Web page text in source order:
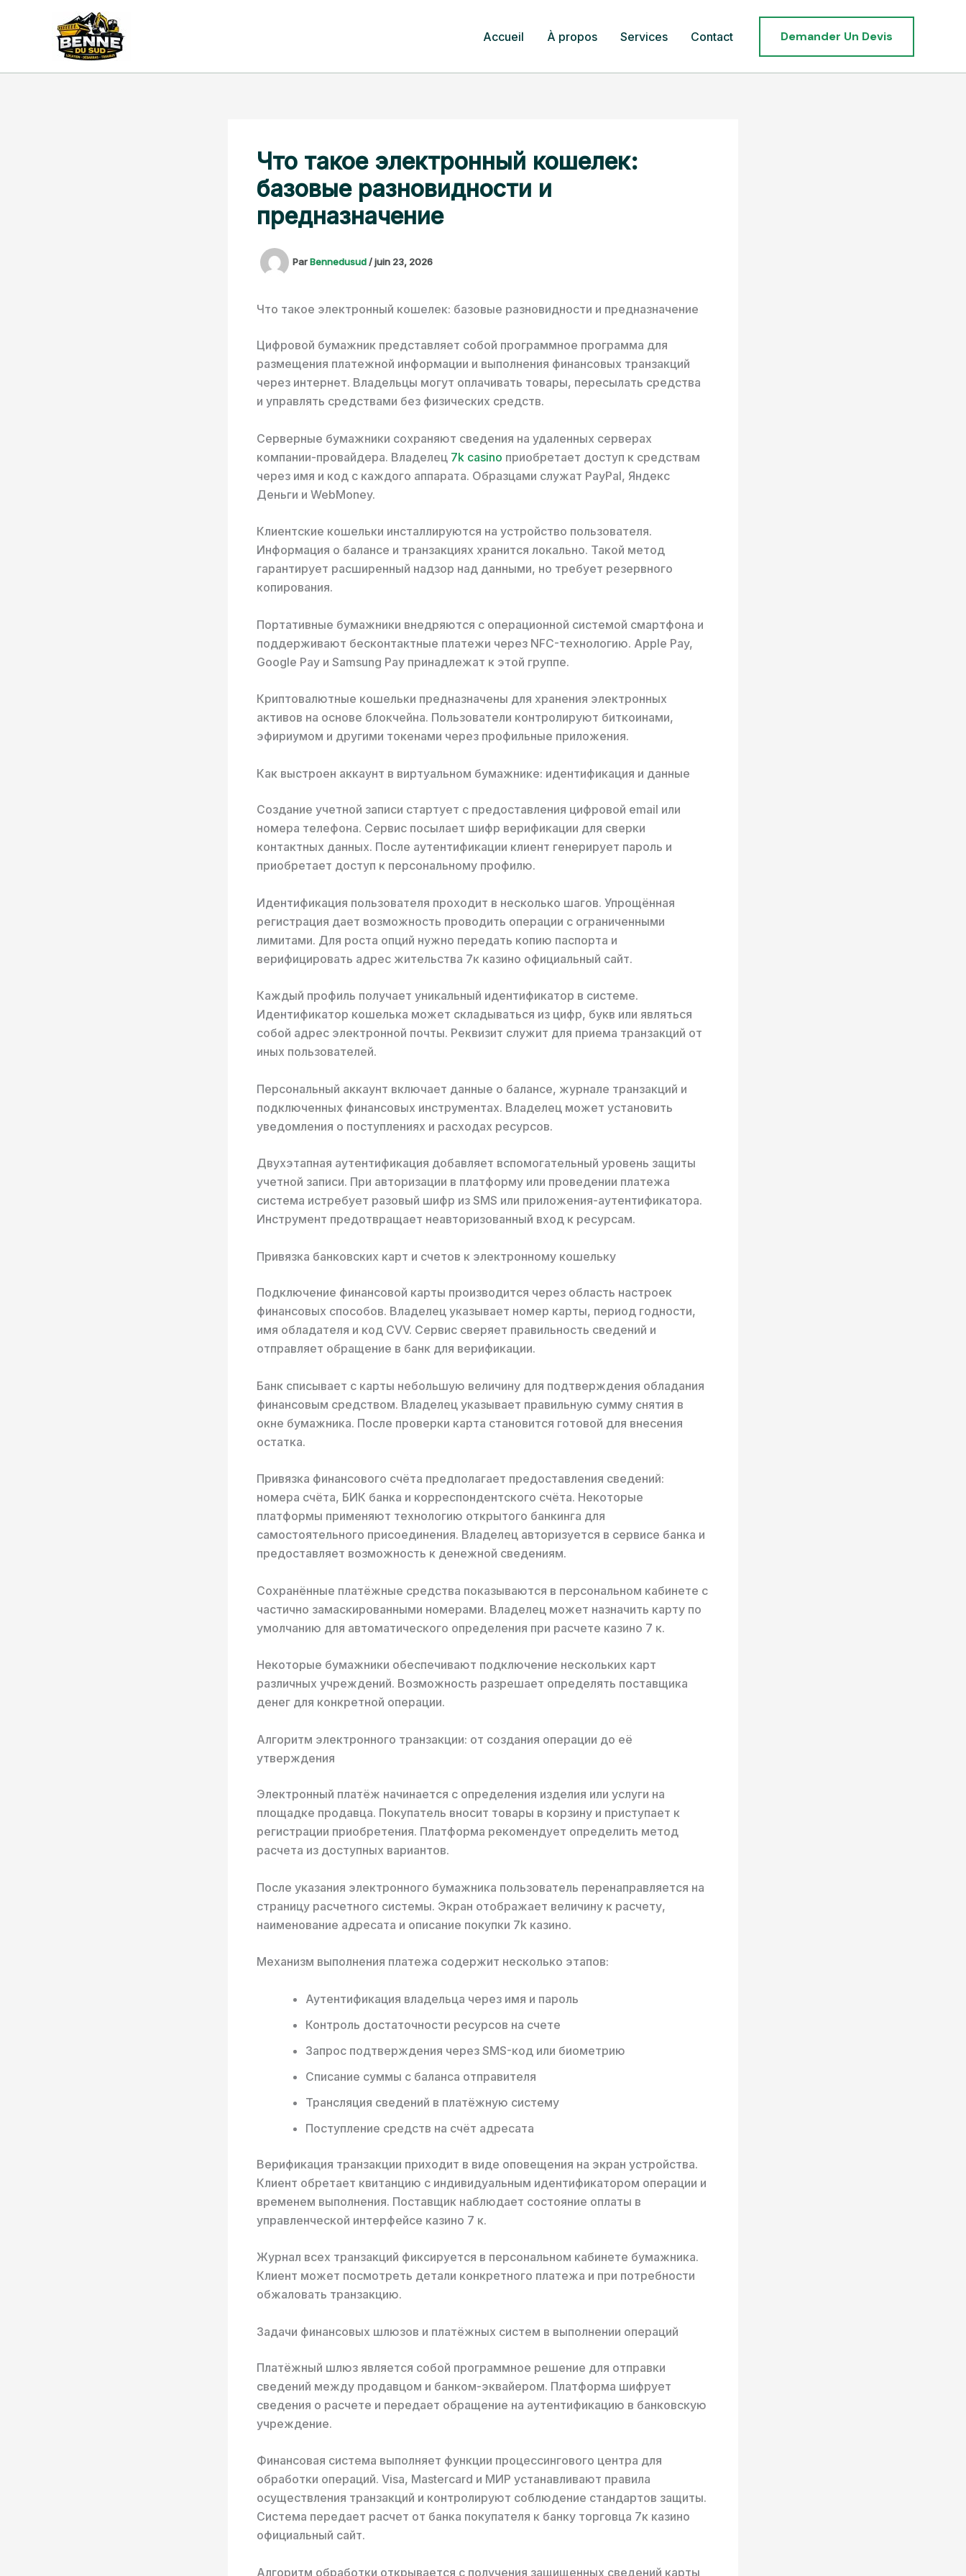
Accueil À propos Services Contact Demander Un Devis
Что такое электронный кошелек:
базовые разновидности и
предназначение
ParBennedusud/juin 23, 2026
Что такое электронный кошелек: базовые разновидности и предназначение
Цифровой бумажник представляет собой программное программа для
размещения платежной информации и выполнения финансовых транзакций
через интернет. Владельцы могут оплачивать товары, пересылать средства
и управлять средствами без физических средств.
Серверные бумажники сохраняют сведения на удаленных серверах
компании-провайдера. Владелец 7k casino приобретает доступ к средствам
через имя и код с каждого аппарата. Образцами служат PayPal, Яндекс
Деньги и WebMoney.
Клиентские кошельки инсталлируются на устройство пользователя.
Информация о балансе и транзакциях хранится локально. Такой метод
гарантирует расширенный надзор над данными, но требует резервного
копирования.
Портативные бумажники внедряются с операционной системой смартфона и
поддерживают бесконтактные платежи через NFC-технологию. Apple Pay,
Google Pay и Samsung Pay принадлежат к этой группе.
Криптовалютные кошельки предназначены для хранения электронных
активов на основе блокчейна. Пользователи контролируют биткоинами,
эфириумом и другими токенами через профильные приложения.
Как выстроен аккаунт в виртуальном бумажнике: идентификация и данные
Создание учетной записи стартует с предоставления цифровой email или
номера телефона. Сервис посылает шифр верификации для сверки
контактных данных. После аутентификации клиент генерирует пароль и
приобретает доступ к персональному профилю.
Идентификация пользователя проходит в несколько шагов. Упрощённая
регистрация дает возможность проводить операции с ограниченными
лимитами. Для роста опций нужно передать копию паспорта и
верифицировать адрес жительства 7к казино официальный сайт.
Каждый профиль получает уникальный идентификатор в системе.
Идентификатор кошелька может складываться из цифр, букв или являться
собой адрес электронной почты. Реквизит служит для приема транзакций от
иных пользователей.
Персональный аккаунт включает данные о балансе, журнале транзакций и
подключенных финансовых инструментах. Владелец может установить
уведомления о поступлениях и расходах ресурсов.
Двухэтапная аутентификация добавляет вспомогательный уровень защиты
учетной записи. При авторизации в платформу или проведении платежа
система истребует разовый шифр из SMS или приложения-аутентификатора.
Инструмент предотвращает неавторизованный вход к ресурсам.
Привязка банковских карт и счетов к электронному кошельку
Подключение финансовой карты производится через область настроек
финансовых способов. Владелец указывает номер карты, период годности,
имя обладателя и код CVV. Сервис сверяет правильность сведений и
отправляет обращение в банк для верификации.
Банк списывает с карты небольшую величину для подтверждения обладания
финансовым средством. Владелец указывает правильную сумму снятия в
окне бумажника. После проверки карта становится готовой для внесения
остатка.
Привязка финансового счёта предполагает предоставления сведений:
номера счёта, БИК банка и корреспондентского счёта. Некоторые
платформы применяют технологию открытого банкинга для
самостоятельного присоединения. Владелец авторизуется в сервисе банка и
предоставляет возможность к денежной сведениям.
Сохранённые платёжные средства показываются в персональном кабинете с
частично замаскированными номерами. Владелец может назначить карту по
умолчанию для автоматического определения при расчете казино 7 к.
Некоторые бумажники обеспечивают подключение нескольких карт
различных учреждений. Возможность разрешает определять поставщика
денег для конкретной операции.
Алгоритм электронного транзакции: от создания операции до её
утверждения
Электронный платёж начинается с определения изделия или услуги на
площадке продавца. Покупатель вносит товары в корзину и приступает к
регистрации приобретения. Платформа рекомендует определить метод
расчета из доступных вариантов.
После указания электронного бумажника пользователь перенаправляется на
страницу расчетного системы. Экран отображает величину к расчету,
наименование адресата и описание покупки 7k казино.
Механизм выполнения платежа содержит несколько этапов:
Аутентификация владельца через имя и пароль
Контроль достаточности ресурсов на счете
Запрос подтверждения через SMS-код или биометрию
Списание суммы с баланса отправителя
Трансляция сведений в платёжную систему
Поступление средств на счёт адресата
Верификация транзакции приходит в виде оповещения на экран устройства.
Клиент обретает квитанцию с индивидуальным идентификатором операции и
временем выполнения. Поставщик наблюдает состояние оплаты в
управленческой интерфейсе казино 7 к.
Журнал всех транзакций фиксируется в персональном кабинете бумажника.
Клиент может посмотреть детали конкретного платежа и при потребности
обжаловать транзакцию.
Задачи финансовых шлюзов и платёжных систем в выполнении операций
Платёжный шлюз является собой программное решение для отправки
сведений между продавцом и банком-эквайером. Платформа шифрует
сведения о расчете и передает обращение на аутентификацию в банковскую
учреждение.
Финансовая система выполняет функции процессингового центра для
обработки операций. Visa, Mastercard и МИР устанавливают правила
осуществления транзакций и контролируют соблюдение стандартов защиты.
Система передает расчет от банка покупателя к банку торговца 7к казино
официальный сайт.
Алгоритм обработки открывается с получения защищенных сведений карты